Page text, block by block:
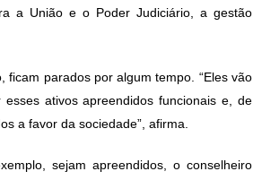
a União e o Poder Judiciário, a gestão
parados por algum tempo. “Eles vão
ativos apreendidos funcionais e, de
a favor da sociedade”, afirma.
sejam apreendidos, o conselheiro